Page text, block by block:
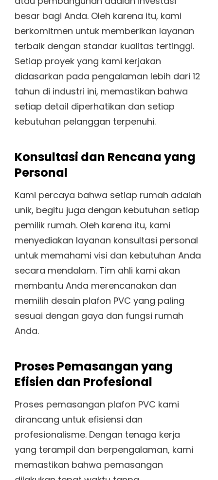
besar bagi Anda. Oleh karena itu, kami
berkomitmen untuk memberikan layanan
terbaik dengan standar kualitas tertinggi.
Setiap proyek yang kami kerjakan
didasarkan pada pengalaman lebih dari 12
tahun di industri ini, memastikan bahwa
setiap detail diperhatikan dan setiap
kebutuhan pelanggan terpenuhi.
Konsultasi dan Rencana yang
Personal
Kami percaya bahwa setiap rumah adalah
unik, begitu juga dengan kebutuhan setiap
pemilik rumah. Oleh karena itu, kami
menyediakan layanan konsultasi personal
untuk memahami visi dan kebutuhan Anda
secara mendalam. Tim ahli kami akan
membantu Anda merencanakan dan
memilih desain plafon PVC yang paling
sesuai dengan gaya dan fungsi rumah
Anda.
Proses Pemasangan yang
Efisien dan Profesional
Proses pemasangan plafon PVC kami
dirancang untuk efisiensi dan
profesionalisme. Dengan tenaga kerja
yang terampil dan berpengalaman, kami
memastikan bahwa pemasangan